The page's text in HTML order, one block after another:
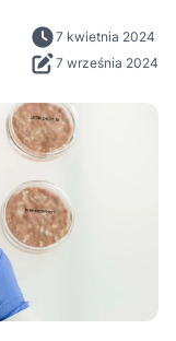
7 kwietnia 2024
7 września 2024